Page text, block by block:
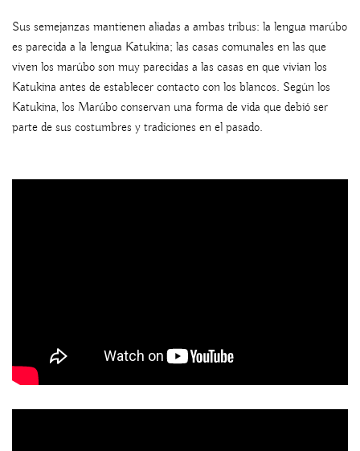
Sus semejanzas mantienen aliadas a ambas tribus: la lengua marúbo
es parecida a la lengua Katukina; las casas comunales en las que
viven los marúbo son muy parecidas a las casas en que vivían los
Katukina antes de establecer contacto con los blancos. Según los
Katukina, los Marúbo conservan una forma de vida que debió ser
parte de sus costumbres y tradiciones en el pasado.